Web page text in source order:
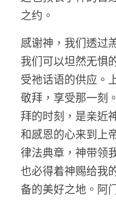
之约。
感谢神，我们透过
我们可以坦然无惧
受祂话语的供应。
敬拜，享受那一刻
拜的时刻，是亲近
和感恩的心来到上
律法典章，神带领
也必得着神赐给我
备的美好之地。阿